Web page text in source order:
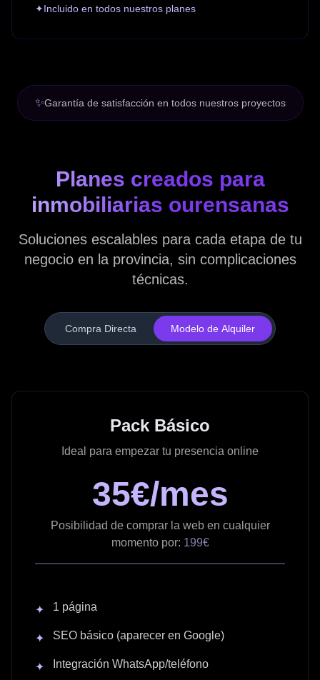
✦Incluido en todos nuestros planes
✨Garantía de satisfacción en todos nuestros proyectos
Planes creados para
inmobiliarias ourensanas
Soluciones escalables para cada etapa de tu
negocio en la provincia, sin complicaciones
técnicas.
Compra Directa Modelo de Alquiler
Pack Básico
Ideal para empezar tu presencia online
35€/mes
Posibilidad de comprar la web en cualquier
momento por: 199€
✦ 1 página
✦ SEO básico (aparecer en Google)
✦ Integración WhatsApp/teléfono